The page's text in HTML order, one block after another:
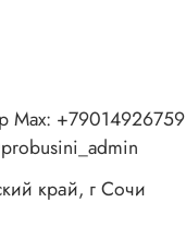
Max: +79014926759
край, г Сочи